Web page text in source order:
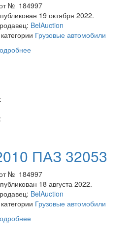
№ 184997
19 октября 2022.
BelAuction
Грузовые автомобили
ПАЗ 32053
№ 184997
18 августа 2022.
BelAuction
Грузовые автомобили